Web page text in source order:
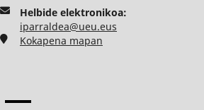
Helbide elektronikoa:
iparraldea@ueu.eus
Kokapena mapan